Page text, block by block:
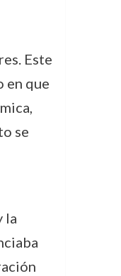
Este
en que
se
la